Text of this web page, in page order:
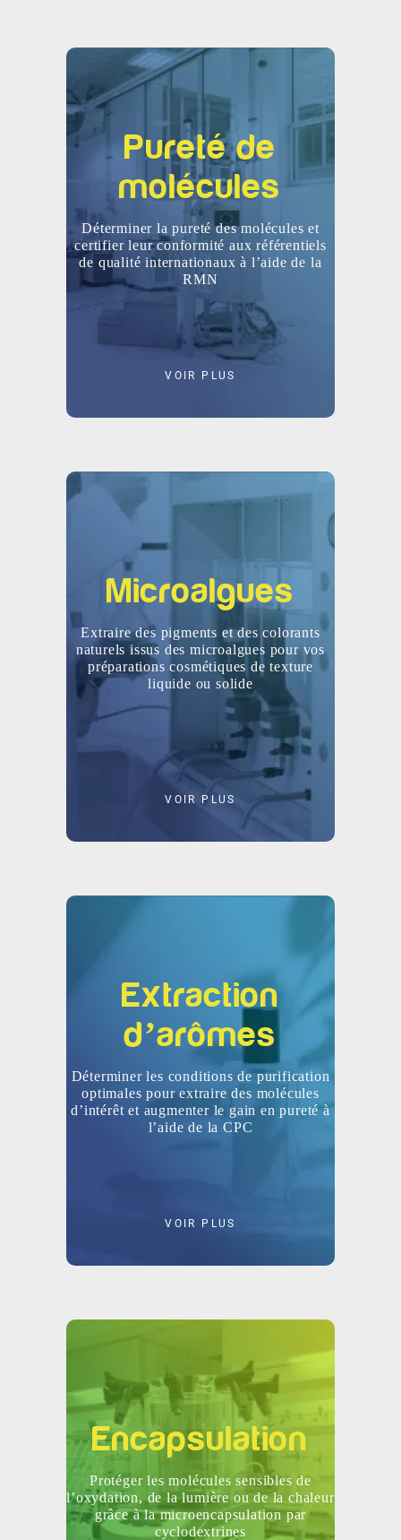
Pureté de
molécules
Déterminer la pureté des molécules et
certifier leur conformité aux référentiels
de qualité internationaux à l’aide de la
RMN
VOIR PLUS
Microalgues
Extraire des pigments et des colorants
naturels issus des microalgues pour vos
préparations cosmétiques de texture
liquide ou solide
VOIR PLUS
Extraction
d’arômes
Déterminer les conditions de purification
optimales pour extraire des molécules
d’intérêt et augmenter le gain en pureté à
l’aide de la CPC
VOIR PLUS
Encapsulation
Protéger les molécules sensibles de
l’oxydation, de la lumière ou de la chaleur
grâce à la microencapsulation par
cyclodextrines